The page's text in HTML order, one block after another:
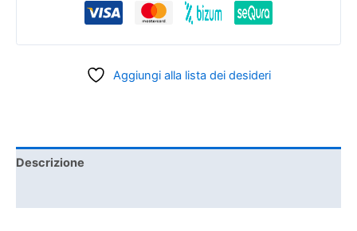
Aggiungi alla lista dei desideri
Descrizione